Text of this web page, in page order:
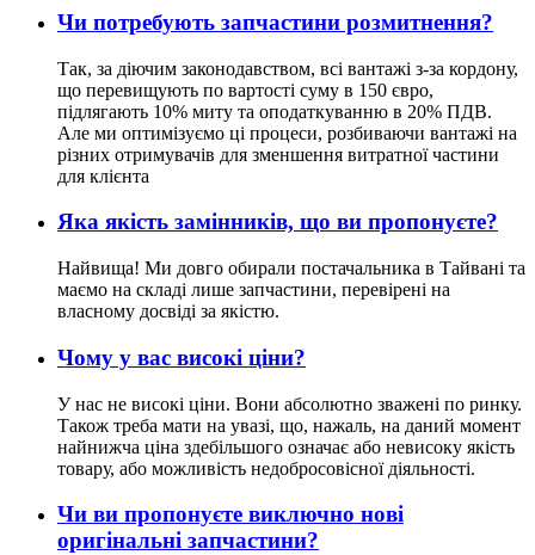
Чи потребують запчастини розмитнення?
Так, за діючим законодавством, всі вантажі з-за кордону,
що перевищують по вартості суму в 150 євро,
підлягають 10% миту та оподаткуванню в 20% ПДВ.
Але ми оптимізуємо ці процеси, розбиваючи вантажі на
різних отримувачів для зменшення витратної частини
для клієнта
Яка якість замінників, що ви пропонуєте?
Найвища! Ми довго обирали постачальника в Тайвані та
маємо на складі лише запчастини, перевірені на
власному досвіді за якістю.
Чому у вас високі ціни?
У нас не високі ціни. Вони абсолютно зважені по ринку.
Також треба мати на увазі, що, нажаль, на даний момент
найнижча ціна здебільшого означає або невисоку якість
товару, або можливість недобросовісної діяльності.
Чи ви пропонуєте виключно нові
оригінальні запчастини?